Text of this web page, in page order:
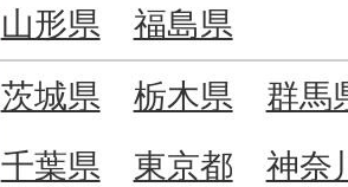
山形県
福島県
茨城県 栃木県
群馬
千葉県
東京都 神奈